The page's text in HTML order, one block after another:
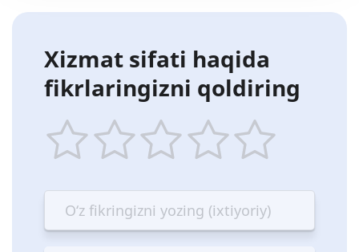
Xizmat sifati haqida
fikrlaringizni qoldiring
star
Terrible
stars
—
Bad
stars
—
OK
stars
—
Good
stars
—
Excellent